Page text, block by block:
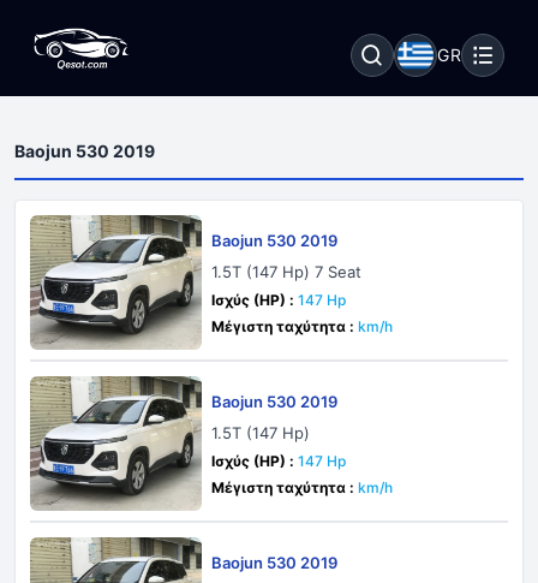
GR
Baojun 530 2019
Baojun 530 2019
1.5T (147 Hp) 7 Seat
Ισχύς (HP) : 147 Hp
Μέγιστη ταχύτητα : km/h
Baojun 530 2019
1.5T (147 Hp)
Ισχύς (HP) : 147 Hp
Μέγιστη ταχύτητα : km/h
Baojun 530 2019